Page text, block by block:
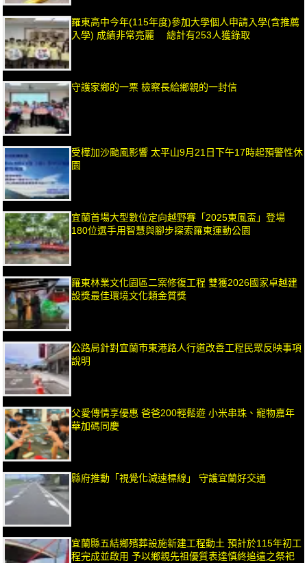
羅東高中今年(115年度)參加大學個人申請入學(含推薦
入學) 成績非常亮麗 總計有253人獲錄取
守護家鄉的一票 檢察長給鄉親的一封信
受樺加沙颱風影響 太平山9月21日下午17時起預警性休
園
宜蘭首場大型數位定向越野賽「2025東風盃」登場
180位選手用智慧與腳步探索羅東運動公園
羅東林業文化園區二案修復工程 雙獲2026國家卓越建
設獎最佳環境文化類金質獎
公路局針對宜蘭市東港路人行道改善工程民眾反映事項
說明
父愛傳情享優惠 爸爸200輕鬆遊 小米串珠、寵物嘉年
華加碼同慶
縣府推動「視覺化減速標線」 守護宜蘭好交通
宜蘭縣五結鄉殯葬設施新建工程動土 預計於115年初工
程完成並啟用 予以鄉親先祖優質表達慎終追遠之祭祀